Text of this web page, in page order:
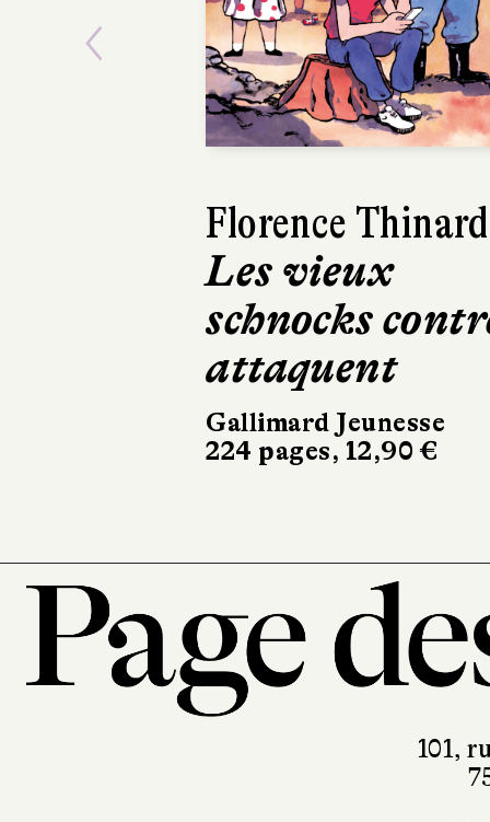
Harry Gruyaert
Je vois rouge
Hélium
32 pages, 21,90 €
Previous
101,
T.